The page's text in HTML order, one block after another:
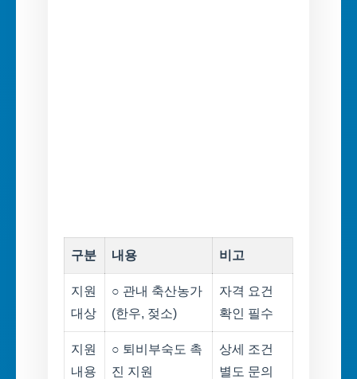
구분 내용 비고
지원
대상
○ 관내 축산농가
(한우, 젖소)
자격 요건
확인 필수
지원
내용
○ 퇴비부숙도 촉
진 지원
상세 조건
별도 문의